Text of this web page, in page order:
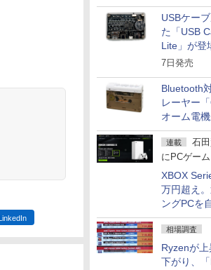
りや屋台
USBケー
た「USB
Lite」が登
凝縮しコン
7日発売
Bluetooth
レーヤー
オーム電
5,940円
連載
石
にPCゲーム
XBOX
万円超え
ングPCを
になる？
相場調査
Ryzenが
下がり、
LinkedIn